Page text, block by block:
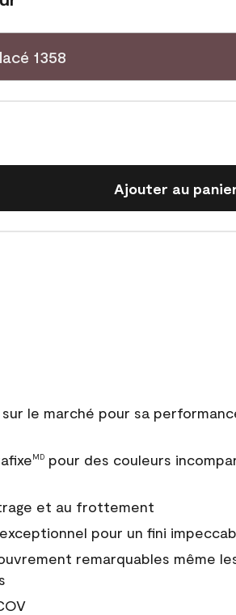
1358
Ajouter au
le marché pour sa
MDpour des couleurs
et au frottement
pour un fini
remarquables même